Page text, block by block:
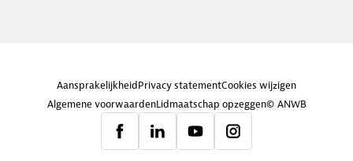
AansprakelijkheidPrivacy statementCookies wijzigen
Algemene voorwaardenLidmaatschap opzeggen© ANWB